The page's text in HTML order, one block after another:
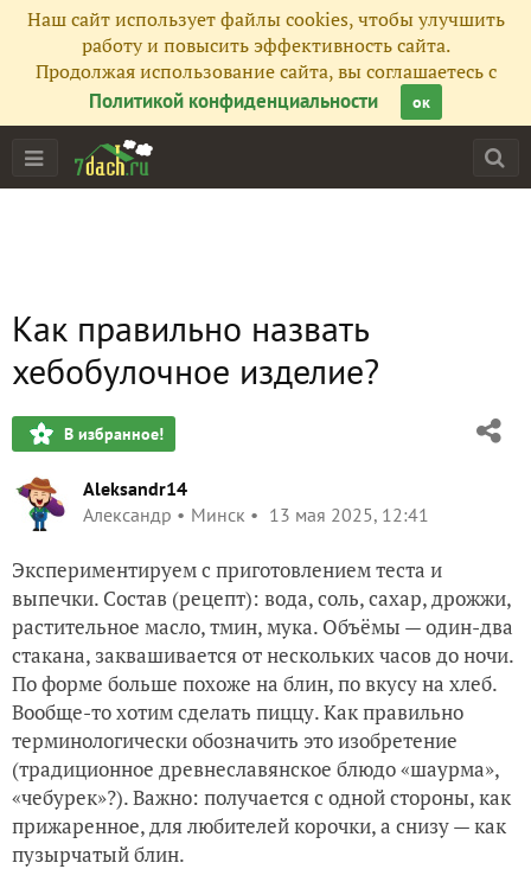
Наш сайт использует файлы cookies, чтобы улучшить
работу и повысить эффективность сайта.
Продолжая использование сайта, вы соглашаетесь с
Политикой конфиденциальности
ок
Как правильно назвать
хебобулочное изделие?
В избранное!
Aleksandr14
Александр
Минск 13 мая 2025, 12:41
Экспериментируем с приготовлением теста и
выпечки. Состав (рецепт): вода, соль, сахар, дрожжи,
растительное масло, тмин, мука. Объёмы — один-два
стакана, заквашивается от нескольких часов до ночи.
По форме больше похоже на блин, по вкусу на хлеб.
Вообще-то хотим сделать пиццу. Как правильно
терминологически обозначить это изобретение
(традиционное древнеславянское блюдо «шаурма»,
«чебурек»?). Важно: получается с одной стороны, как
прижаренное, для любителей корочки, а снизу — как
пузырчатый блин.